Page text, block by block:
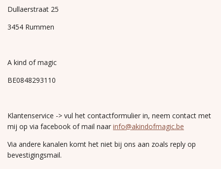
Dullaerstraat 25
3454 Rummen
A kind of magic
BE0848293110
Klantenservice -> vul het contactformulier in, neem contact met
mij op via facebook of mail naar info@akindofmagic.be
Via andere kanalen komt het niet bij ons aan zoals reply op
bevestigingsmail.